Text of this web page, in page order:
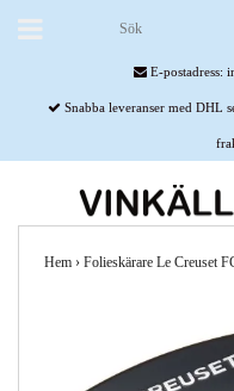
E-postadress:
Snabba leveranser med DHL
Hem › Folieskärare Le Creuset